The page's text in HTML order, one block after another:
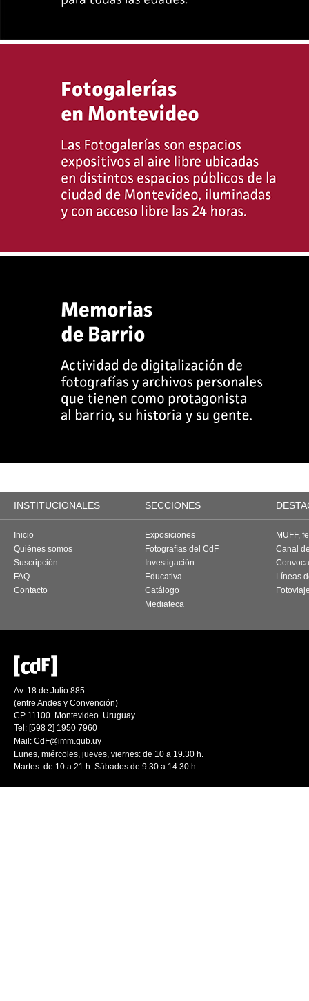
INSTITUCIONALES SECCIONES
Inicio
Quiénes somos
Suscripción
FAQ
Contacto
Exposiciones
Fotografías del CdF
Investigación
Educativa
Catálogo
Mediateca
MUFF,
Canal
Líneas
Av. 18 de Julio 885
(entre Andes y Convención)
CP 11100. Montevideo. Uruguay
Tel: [598 2] 1950 7960
Mail: CdF@imm.gub.uy
Lunes, miércoles, jueves, viernes: de 10 a 19.30 h.
Martes: de 10 a 21 h. Sábados de 9.30 a 14.30 h.